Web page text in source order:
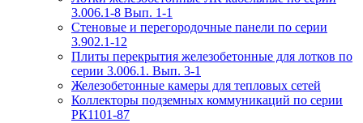
3.006.1-8 Вып. 1-1
Стеновые и перегородочные панели по серии
3.902.1-12
Плиты перекрытия железобетонные для лотков по
серии 3.006.1. Вып. 3-1
Железобетонные камеры для тепловых сетей
Коллекторы подземных коммуникаций по серии
РК1101-87